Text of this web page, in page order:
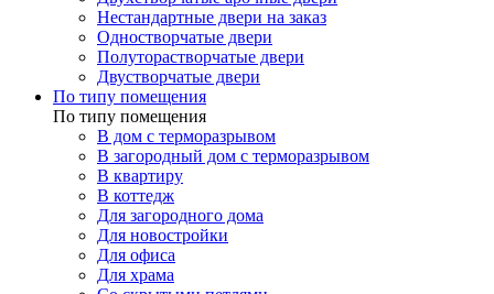
Нестандартные двери на заказ
Одностворчатые двери
Полуторастворчатые двери
Двустворчатые двери
По типу помещения
По типу помещения
В дом с терморазрывом
В загородный дом с терморазрывом
В квартиру
В коттедж
Для загородного дома
Для новостройки
Для офиса
Для храма